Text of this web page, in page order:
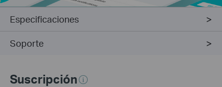
Especificaciones
Soporte
Suscripción